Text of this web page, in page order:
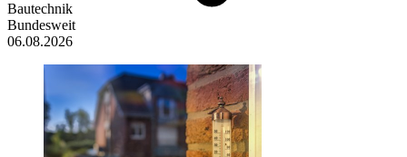
Bautechnik
Bundesweit
06.08.2026